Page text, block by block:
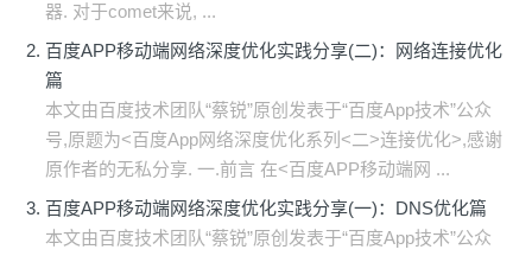
器. 对于comet来说, ...
百度APP移动端网络深度优化实践分享(二)：网络连接优化
篇
本文由百度技术团队“蔡锐”原创发表于“百度App技术”公众
号,原题为<百度App网络深度优化系列<二>连接优化>,感谢
原作者的无私分享. 一.前言 在<百度APP移动端网 ...
百度APP移动端网络深度优化实践分享(一)：DNS优化篇
本文由百度技术团队“蔡锐”原创发表于“百度App技术”公众